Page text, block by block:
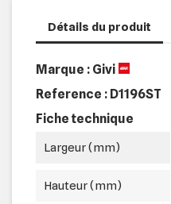
Détails du produit
Marque : Givi
Reference : D1196ST
Fiche technique
Largeur (mm)
Hauteur (mm)